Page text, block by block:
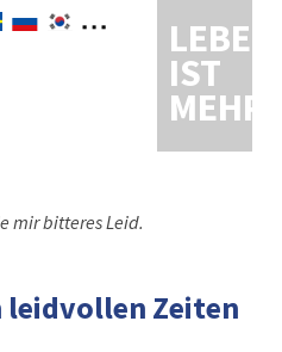
LEBEN
IST
MEHR
mir bitteres Leid.
leidvollen Zeiten